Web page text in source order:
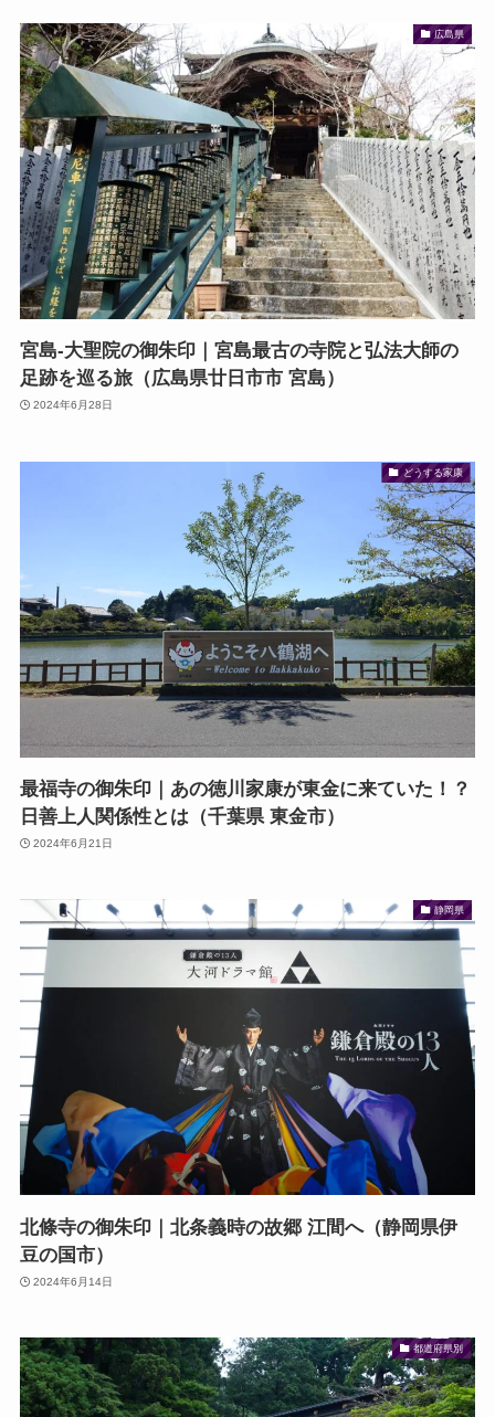
広島県
宮島-大聖院の御朱印｜宮島最古の寺院と弘法大師の
足跡を巡る旅（広島県廿日市市 宮島）
2024年6月28日
どうする家康
最福寺の御朱印｜あの徳川家康が東金に来ていた！？
日善上人関係性とは（千葉県 東金市）
2024年6月21日
静岡県
北條寺の御朱印｜北条義時の故郷 江間へ（静岡県伊
豆の国市）
2024年6月14日
都道府県別